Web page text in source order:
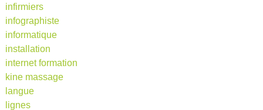
infirmiers
infographiste
informatique
installation
internet formation
kine massage
langue
lignes